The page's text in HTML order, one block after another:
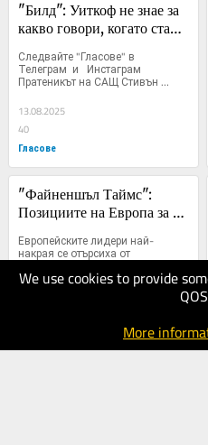
We use cookies to provide
More
"Билд": Уиткоф не знае за
какво говори, когато става
Следвайте "Гласове" в
Телеграм  и   Инстаграм
Пратеникът на САЩ Стивън
Уиткоф е...
13.08.2025
40
Гласове
"Файненшъл Таймс":
Позициите на Европа за
слаби, отколкото си мисли
Европейските лидери най-
накрая се отърсиха от
притесненията си към фразата
от...